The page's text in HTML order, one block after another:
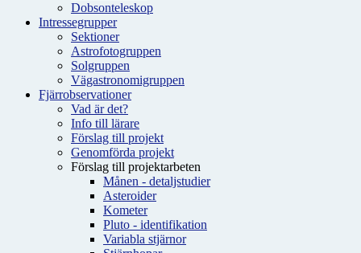
Dobsonteleskop
Intressegrupper
Sektioner
Astrofotogruppen
Solgruppen
Vägastronomigruppen
Fjärrobservationer
Vad är det?
Info till lärare
Förslag till projekt
Genomförda projekt
Förslag till projektarbeten
Månen - detaljstudier
Asteroider
Kometer
Pluto - identifikation
Variabla stjärnor